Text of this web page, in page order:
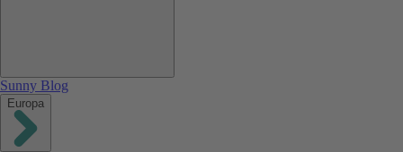
Sunny Blog
Europa